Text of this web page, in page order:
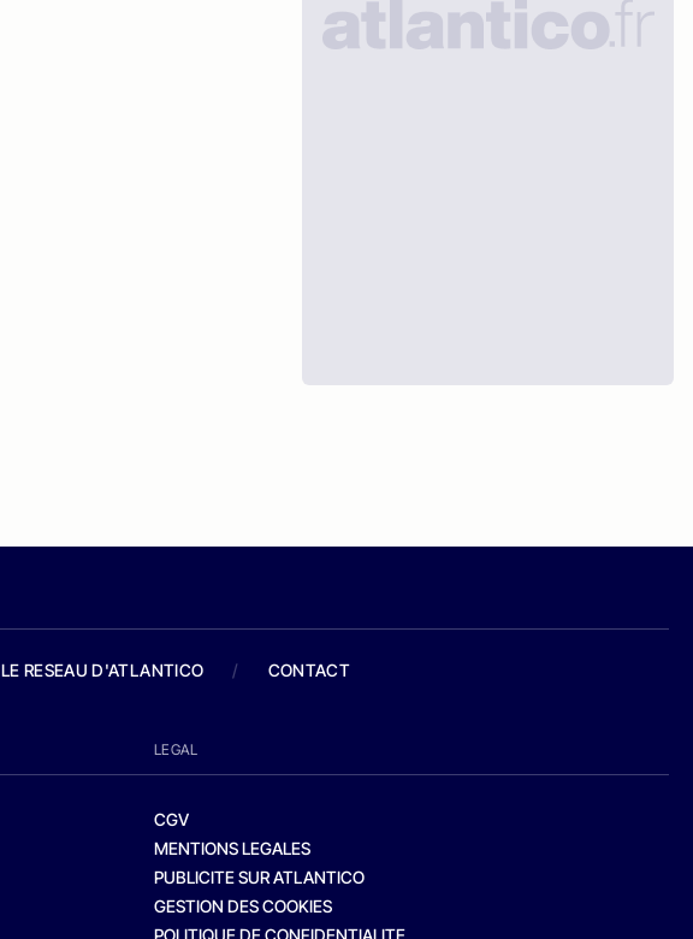
LE RESEAU D'ATLANTICO / CONTACT
LEGAL
CGV
MENTIONS LEGALES
PUBLICITE SUR ATLANTICO
GESTION DES COOKIES
POLITIQUE DE CONFIDENTIALITE